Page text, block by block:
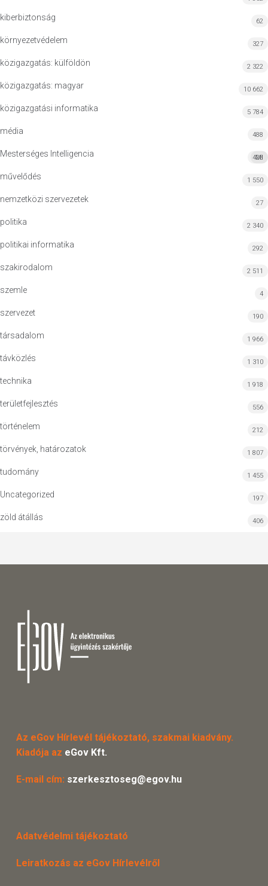
kiberbiztonság 62
környezetvédelem 327
közigazgatás: külföldön 2 322
közigazgatás: magyar 10 662
közigazgatási informatika 5 784
média 488
Mesterséges Intelligencia MI
428
művelődés 1 550
nemzetközi szervezetek 27
politika 2 340
politikai informatika 292
szakirodalom 2 511
szemle 4
szervezet 190
társadalom 1 966
távközlés 1 310
technika 1 918
területfejlesztés 556
történelem 212
törvények, határozatok 1 807
tudomány 1 455
Uncategorized 197
zöld átállás 406
Az eGov Hírlevél tájékoztató, szakmai kiadvány.
Kiadója az eGov Kft.
E-mail cím: szerkesztoseg@egov.hu
Adatvédelmi tájékoztató
Leiratkozás az eGov Hírlevélről